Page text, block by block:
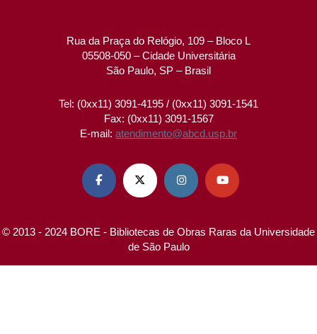
Rua da Praça do Relógio, 109 – Bloco L
05508-050 – Cidade Universitária
São Paulo, SP – Brasil
Tel: (0xx11) 3091-4195 / (0xx11) 3091-1541
Fax: (0xx11) 3091-1567
E-mail: atendimento@abcd.usp.br
   
© 2013 - 2024 BORE - Bibliotecas de Obras Raras da Universidade
de São Paulo